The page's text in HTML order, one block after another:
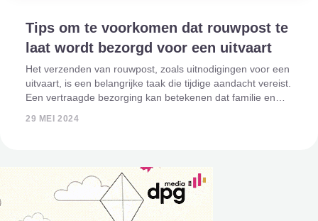
Tips om te voorkomen dat rouwpost te
laat wordt bezorgd voor een uitvaart
Het verzenden van rouwpost, zoals uitnodigingen voor een
uitvaart, is een belangrijke taak die tijdige aandacht vereist.
Een vertraagde bezorging kan betekenen dat familie en
29 MEI 2024